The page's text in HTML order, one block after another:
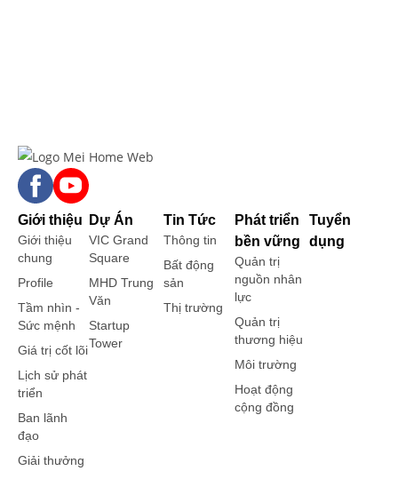
Giới thiệu
Giới thiệu
chung
Profile
Tầm nhìn -
Sức mệnh
Giá trị cốt lõi
Lịch sử phát
triển
Ban lãnh
đạo
Giải thưởng
Dự Án
VIC Grand
Square
MHD Trung
Văn
Startup
Tower
Tin Tức
Thông tin
Bất động
sản
Thị trường
Phát triển
bền vững
Quản trị
nguồn nhân
lực
Quản trị
thương hiệu
Môi trường
Hoạt động
cộng đồng
Tuyển
dụng